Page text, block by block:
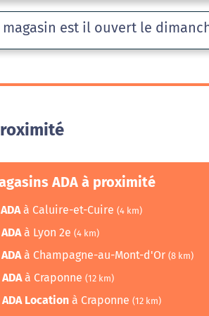
magasin est il ouvert le
ADA à proximité
ADAà Caluire-et-Cuire (4 km)
ADAà Lyon 2e (4 km)
ADAà Champagne-au-Mont-d'Or (8 km)
ADAà Craponne (12 km)
ADA Location à Craponne (12 km)